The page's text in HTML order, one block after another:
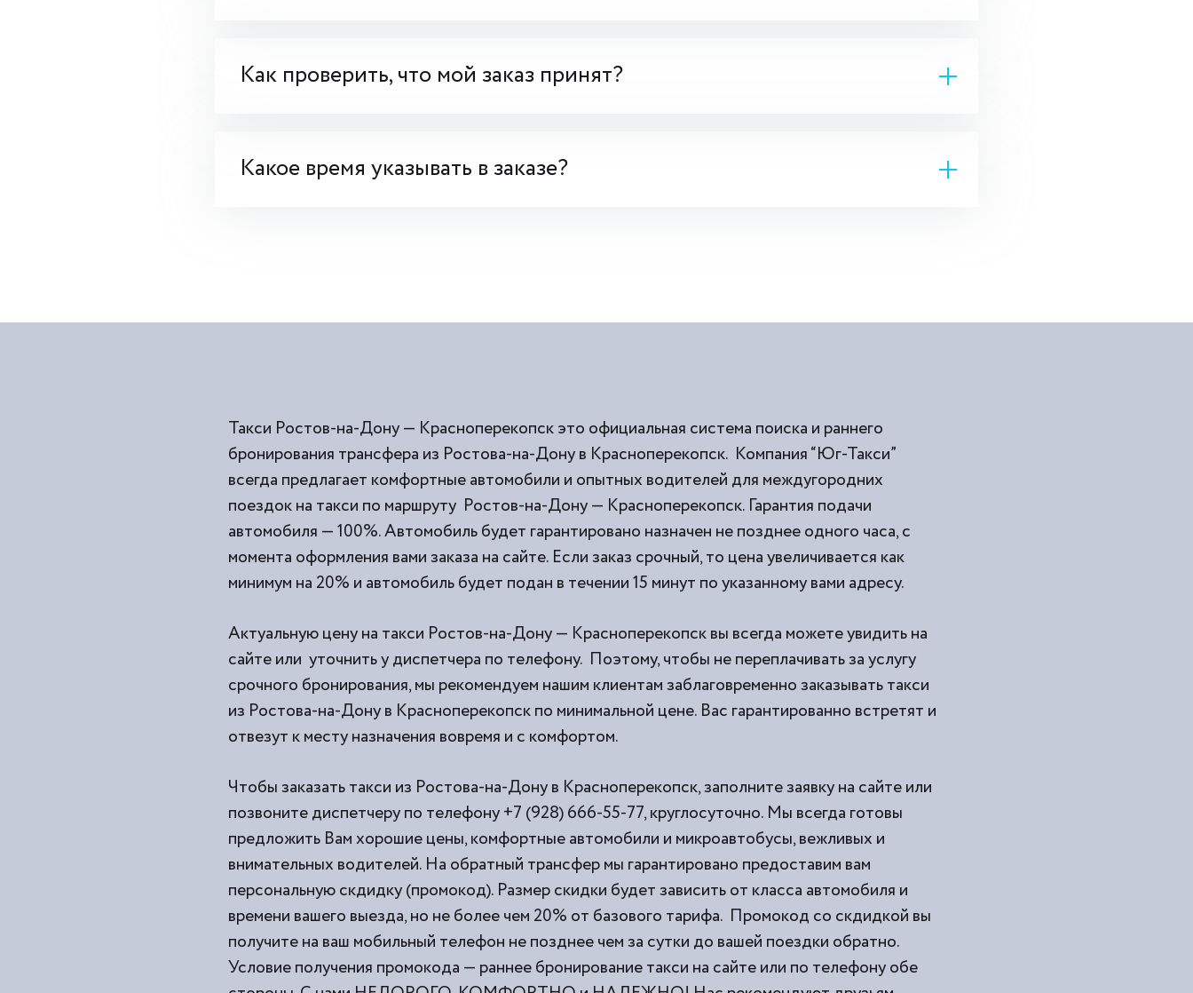
Как проверить, что мой заказ принят?
Какое время указывать в заказе?
Такси Ростов-на-Дону — Красноперекопск это официальная система поиска и раннего
бронирования трансфера из Ростова-на-Дону в Красноперекопск. Компания “Юг-Такси”
всегда предлагает комфортные автомобили и опытных водителей для междугородних
поездок на такси по маршруту Ростов-на-Дону — Красноперекопск. Гарантия подачи
автомобиля — 100%. Автомобиль будет гарантировано назначен не позднее одного часа, с
момента оформления вами заказа на сайте. Если заказ срочный, то цена увеличивается как
минимум на 20% и автомобиль будет подан в течении 15 минут по указанному вами адресу.
Актуальную цену на такси Ростов-на-Дону — Красноперекопск вы всегда можете увидить на
сайте или уточнить у диспетчера по телефону. Поэтому, чтобы не переплачивать за услугу
срочного бронирования, мы рекомендуем нашим клиентам заблаговременно заказывать такси
из Ростова-на-Дону в Красноперекопск по минимальной цене. Вас гарантированно встретят и
отвезут к месту назначения вовремя и с комфортом.
Чтобы заказать такси из Ростова-на-Дону в Красноперекопск, заполните заявку на сайте или
позвоните диспетчеру по телефону +7 (928) 666-55-77, круглосуточно. Мы всегда готовы
предложить Вам хорошие цены, комфортные автомобили и микроавтобусы, вежливых и
внимательных водителей. На обратный трансфер мы гарантировано предоставим вам
персональную скдидку (промокод). Размер скидки будет зависить от класса автомобиля и
времени вашего выезда, но не более чем 20% от базового тарифа. Промокод со скдидкой вы
получите на ваш мобильный телефон не позднее чем за сутки до вашей поездки обратно.
Условие получения промокода — раннее бронирование такси на сайте или по телефону обе